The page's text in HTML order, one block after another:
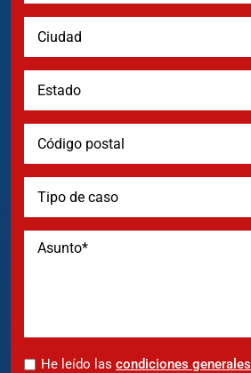
* He leído las condiciones generales